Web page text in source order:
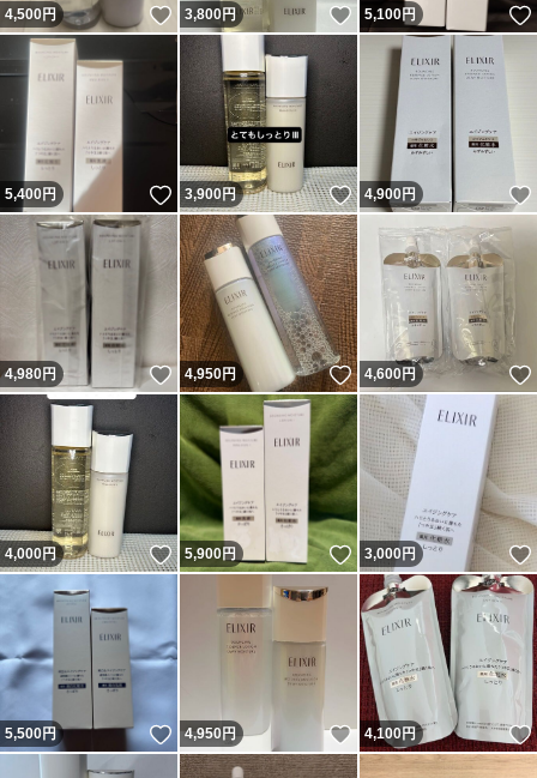
4,500円 いいね！
3,800円 いいね！
5,100円
5,400円 いいね！
3,900円 いいね！
4,900円
4,980円 いいね！
4,950円 いいね！
4,600円
4,000円 いいね！
5,900円 いいね！
3,000円
5,500円 いいね！
4,950円 いいね！
4,100円